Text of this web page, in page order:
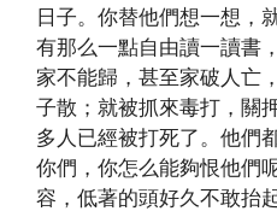
日子。你替他們想一想，
有那么一點自由讀一讀書
家不能歸，甚至家破人亡
子散；就被抓來毒打，關
多人已經被打死了。他們
你們，你怎么能夠恨他們
容，低著的頭好久不敢抬起